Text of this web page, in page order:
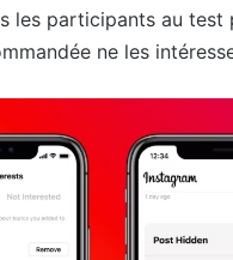
les participants au
ne les